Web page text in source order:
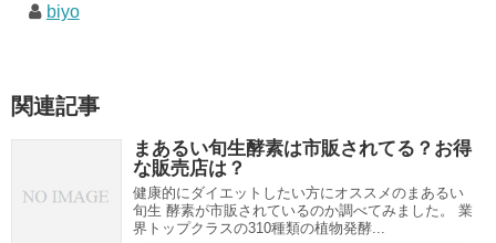
biyo
関連記事
まあるい旬生酵素は市販されてる？お得
な販売店は？
健康的にダイエットしたい方にオススメのまあるい
旬生 酵素が市販されているのか調べてみました。 業
界トップクラスの310種類の植物発酵...